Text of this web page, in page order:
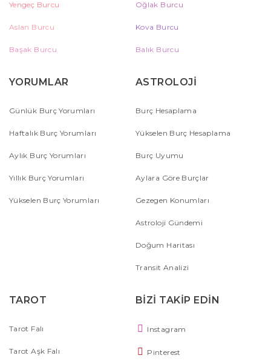
Yengeç Burcu Oğlak Burcu
Aslan Burcu Kova Burcu
Başak Burcu Balık Burcu
YORUMLAR
Günlük Burç Yorumları
Haftalık Burç Yorumları
Aylık Burç Yorumları
Yıllık Burç Yorumları
Yükselen Burç Yorumları
ASTROLOJİ
Burç Hesaplama
Yükselen Burç Hesaplama
Burç Uyumu
Aylara Göre Burçlar
Gezegen Konumları
Astroloji Gündemi
Doğum Haritası
Transit Analizi
TAROT
Tarot Falı
Tarot Aşk Falı
BİZİ TAKİP EDİN
Instagram
Pinterest